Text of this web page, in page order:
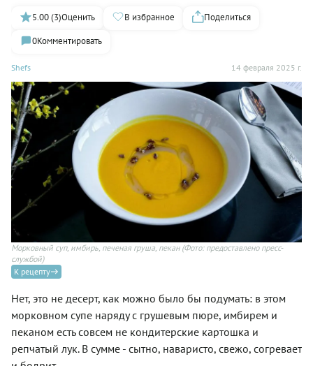
Shefs 14 февраля 2025 г.
5.00 (3)Оценить В избранное
Поделиться
0Комментировать
Морковный суп, имбирь, печеная груша, пекан (Фото: предоставлено пресс-
службой)
К рецепту
Нет, это не десерт, как можно было бы подумать: в этом
морковном супе наряду с грушевым пюре, имбирем и
пеканом есть совсем не кондитерские картошка и
репчатый лук. В сумме - сытно, наваристо, свежо, согревает